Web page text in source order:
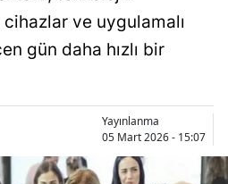
ve uygulamalı
gün daha hızlı bir
Yayınlanma
05 Mart 2026 - 15:07